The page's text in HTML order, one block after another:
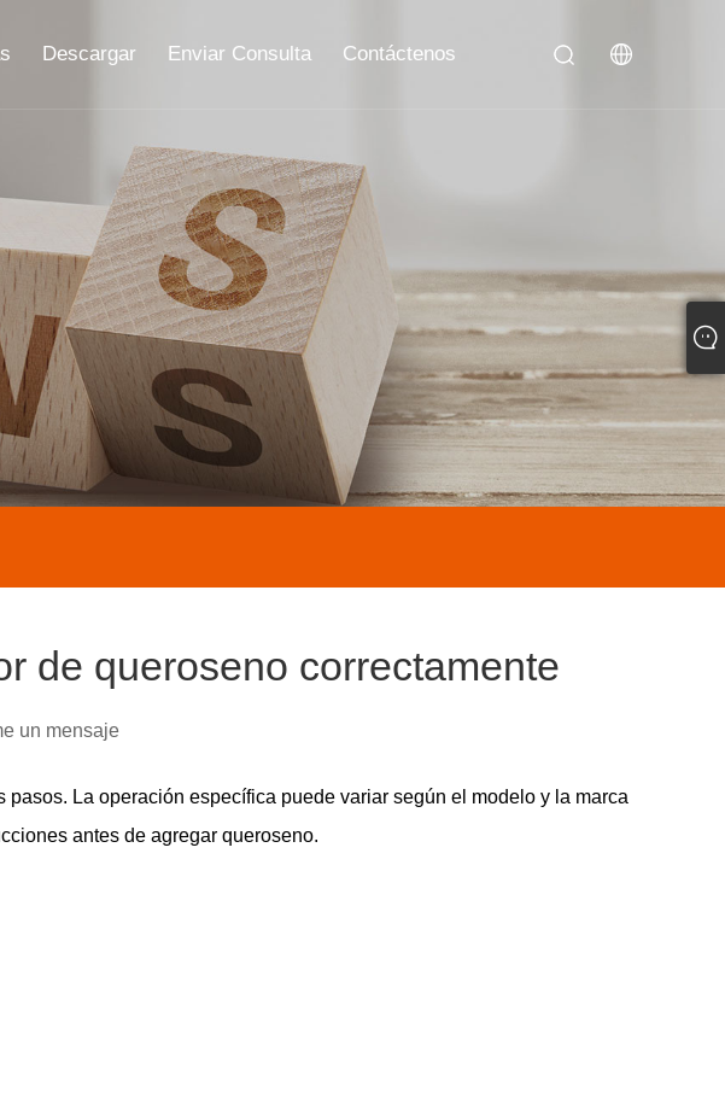
Descargar Enviar Consulta Contáctenos
de queroseno correctamente
un mensaje
La operación específica puede variar según el modelo y la marca
antes de agregar queroseno.